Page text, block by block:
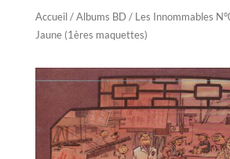
Accueil/Albums BD / Les Innommables
Jaune (1ères maquettes)